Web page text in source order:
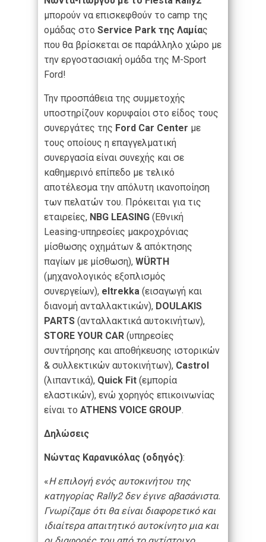
μπορούν να επισκεφθούν το camp της
ομάδας στο Service Park της Λαμίας
που θα βρίσκεται σε παράλληλο χώρο με
την εργοστασιακή ομάδα της M-Sport
Ford!
Την προσπάθεια της συμμετοχής
υποστηρίζουν κορυφαίοι στο είδος τους
συνεργάτες της Ford Car Center με
τους οποίους η επαγγελματική
συνεργασία είναι συνεχής και σε
καθημερινό επίπεδο με τελικό
αποτέλεσμα την απόλυτη ικανοποίηση
των πελατών του. Πρόκειται για τις
εταιρείες, NBG LEASING (Εθνική
Leasing-υπηρεσίες μακροχρόνιας
μίσθωσης οχημάτων & απόκτησης
παγίων με μίσθωση), WÜRTH
(μηχανολογικός εξοπλισμός
συνεργείων), eltrekka (εισαγωγή και
διανομή ανταλλακτικών), DOULAKIS
PARTS (ανταλλακτικά αυτοκινήτων),
STORE YOUR CAR (υπηρεσίες
συντήρησης και αποθήκευσης ιστορικών
& συλλεκτικών αυτοκινήτων), Castrol
(λιπαντικά), Quick Fit (εμπορία
ελαστικών), ενώ χορηγός επικοινωνίας
είναι το ATHENS VOICE GROUP.
Δηλώσεις
Νώντας Καρανικόλας (οδηγός):
«Η επιλογή ενός αυτοκινήτου της
κατηγορίας Rally2 δεν έγινε αβασάνιστα.
Γνωρίζαμε ότι θα είναι διαφορετικό και
ιδιαίτερα απαιτητικό αυτοκίνητο μια και